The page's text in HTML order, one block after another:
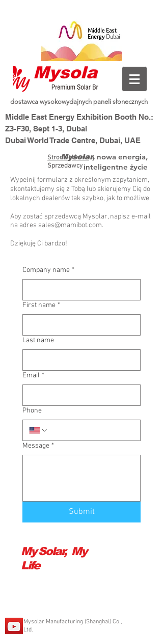
dostawca wysokowydajnych paneli słonecznych
Middle East Energy Exhibition Booth No.:
Z3-F30, Sept 1-3, Dubai
Dubai World Trade Centre, Dubai, UAE
Mysolar, nowa energia,
inteligentne życie
Strona główna>
Sprzedawcy
Wypełnij formularz z określonym zapytaniem,
skontaktujemy się z Tobą lub skierujemy Cię do
lokalnych dealerów tak szybko, jak to możliwe.
Aby zostać sprzedawcą Mysolar, napisz e-mail
na adres sales@mamibot.com.
Dziękuję Ci bardzo!
Company name *
First name *
Last name
Email *
Phone
Message *
Submit
My Solar, My
Life
Mysolar Manufacturing (Shanghai) Co.,
Ltd.